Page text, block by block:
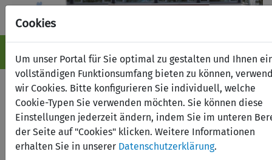
Cookies
Um unser Portal für Sie optimal zu gestalten und Ihnen
vollständigen Funktionsumfang bieten zu können,
wir Cookies. Bitte konfigurieren Sie individuell, welche
Cookie-Typen Sie verwenden möchten. Sie können diese
Einstellungen jederzeit ändern, indem Sie im unteren
der Seite auf "Cookies" klicken. Weitere Informationen
erhalten Sie in unserer Datenschutzerklärung.
Fundbüro online
Suche nach Fundsachen Fund melden
Verlust melden